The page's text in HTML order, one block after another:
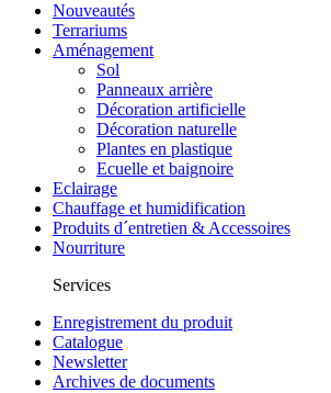
Nouveautés
Terrariums
Aménagement
Sol
Panneaux arrière
Décoration artificielle
Décoration naturelle
Plantes en plastique
Ecuelle et baignoire
Eclairage
Chauffage et humidification
Produits d´entretien & Accessoires
Nourriture
Services
Enregistrement du produit
Catalogue
Newsletter
Archives de documents